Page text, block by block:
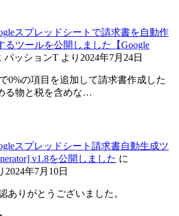
スプレッドシートで請求書を自動作
るツールを公開しました【Google
パッションT より 2024年7月24日
0%の項目を追加して請求書作成した
る物と税を含めな…
スプレッドシート請求書自動生成ツ
v1.8を公開しました に
2024年7月10日
ありがとうございました。